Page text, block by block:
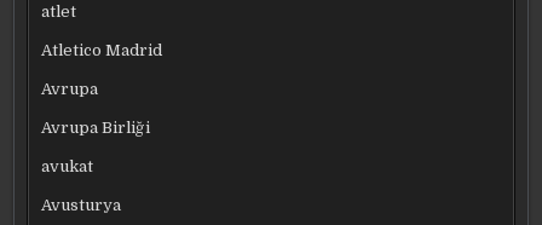
atlet
Atletico Madrid
Avrupa
Avrupa Birliği
avukat
Avusturya